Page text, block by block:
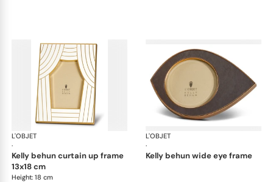
L'OBJET
·
Picture Frames
kelly behun curtain up frame
13x18 cm
Height: 18 cm
L'OBJET
·
kelly behun wide eye frame